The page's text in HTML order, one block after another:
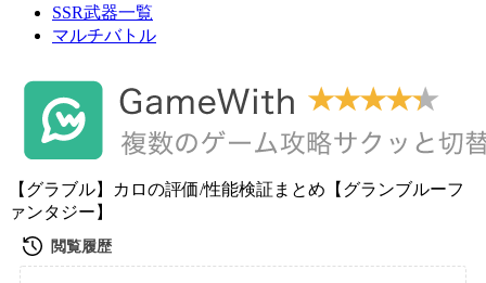
SSR武器一覧
マルチバトル
【グラブル】カロの評価/性能検証まとめ【グランブルーフ
ァンタジー】